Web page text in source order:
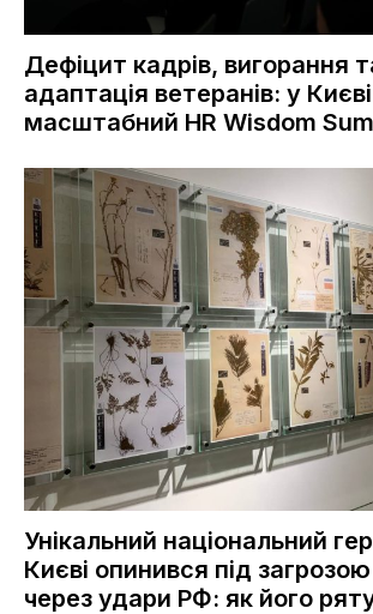
Дефіцит кадрів, вигорання
адаптація ветеранів: у
масштабний HR Wisdom
Унікальний національний
Києві опинився під
через удари РФ: як його